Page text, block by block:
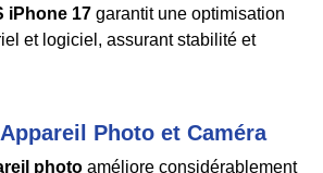
iPhone 17 garantit une optimisation
et logiciel, assurant stabilité et
Photo et Caméra
photo améliore considérablement